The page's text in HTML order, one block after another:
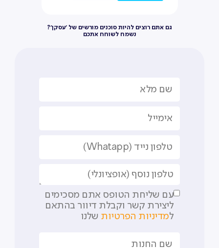
גם אתם רוצים להיות סוכנים מורשים של ׳עסקן׳?
נשמח לשוחח אתכם
עם שליחת הטופס אתם מסכימים
ליצירת קשר וקבלת דיוור בהתאם
למדיניות הפרטיות שלנו